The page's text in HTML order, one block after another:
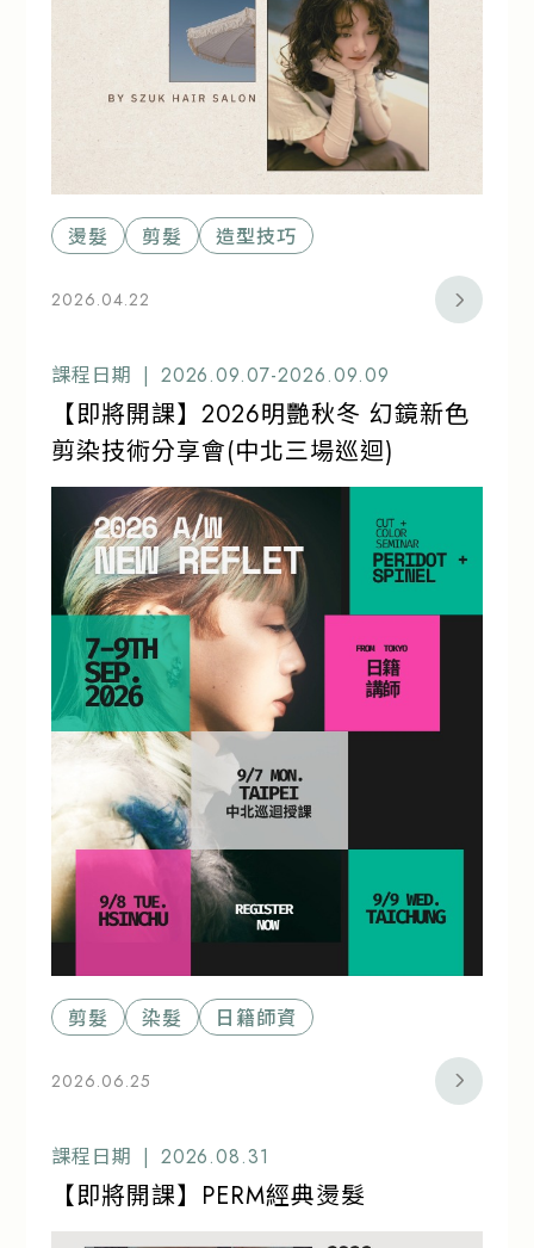
燙髮 剪髮 造型技巧
2026.04.22
課程日期 | 2026.09.07-2026.09.09
【即將開課】2026明艷秋冬 幻鏡新色
剪染技術分享會(中北三場巡迴)
剪髮 染髮 日籍師資
2026.06.25
課程日期 | 2026.08.31
【即將開課】PERM經典燙髮